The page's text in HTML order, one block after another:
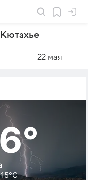
Кютахье
22 мая